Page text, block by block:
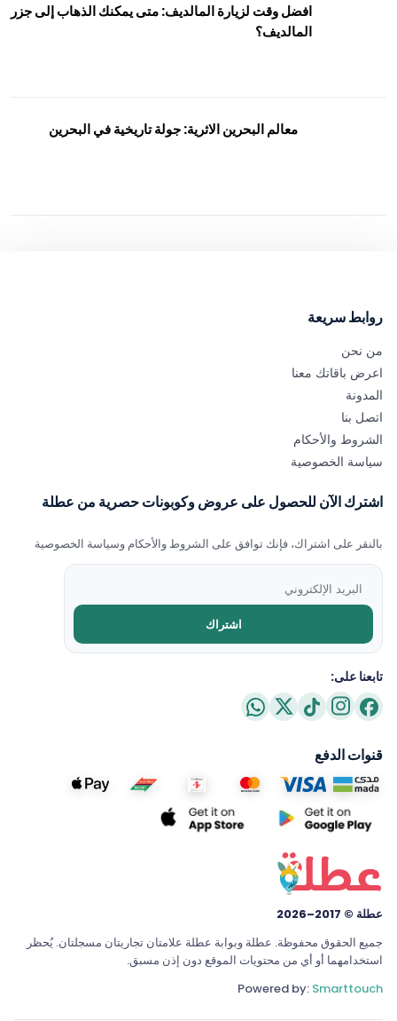
افضل وقت لزيارة المالديف: متى يمكنك الذهاب إلى جزر
المالديف؟
معالم البحرين الاثرية: جولة تاريخية في البحرين
عطلة © 2017–2026
جميع الحقوق محفوظة. عطلة وبوابة عطلة علامتان تجاريتان مسجلتان. يُحظر
استخدامهما أو أي من محتويات الموقع دون إذن مسبق.
Powered by: Smarttouch
روابط سريعة
من نحن
اعرض باقاتك معنا
المدونة
اتصل بنا
الشروط والأحكام
سياسة الخصوصية
اشترك الآن للحصول على عروض وكوبونات حصرية من عطلة
بالنقر على اشتراك، فإنك توافق على الشروط والأحكام وسياسة الخصوصية
اشتراك
تابعنا على:
قنوات الدفع